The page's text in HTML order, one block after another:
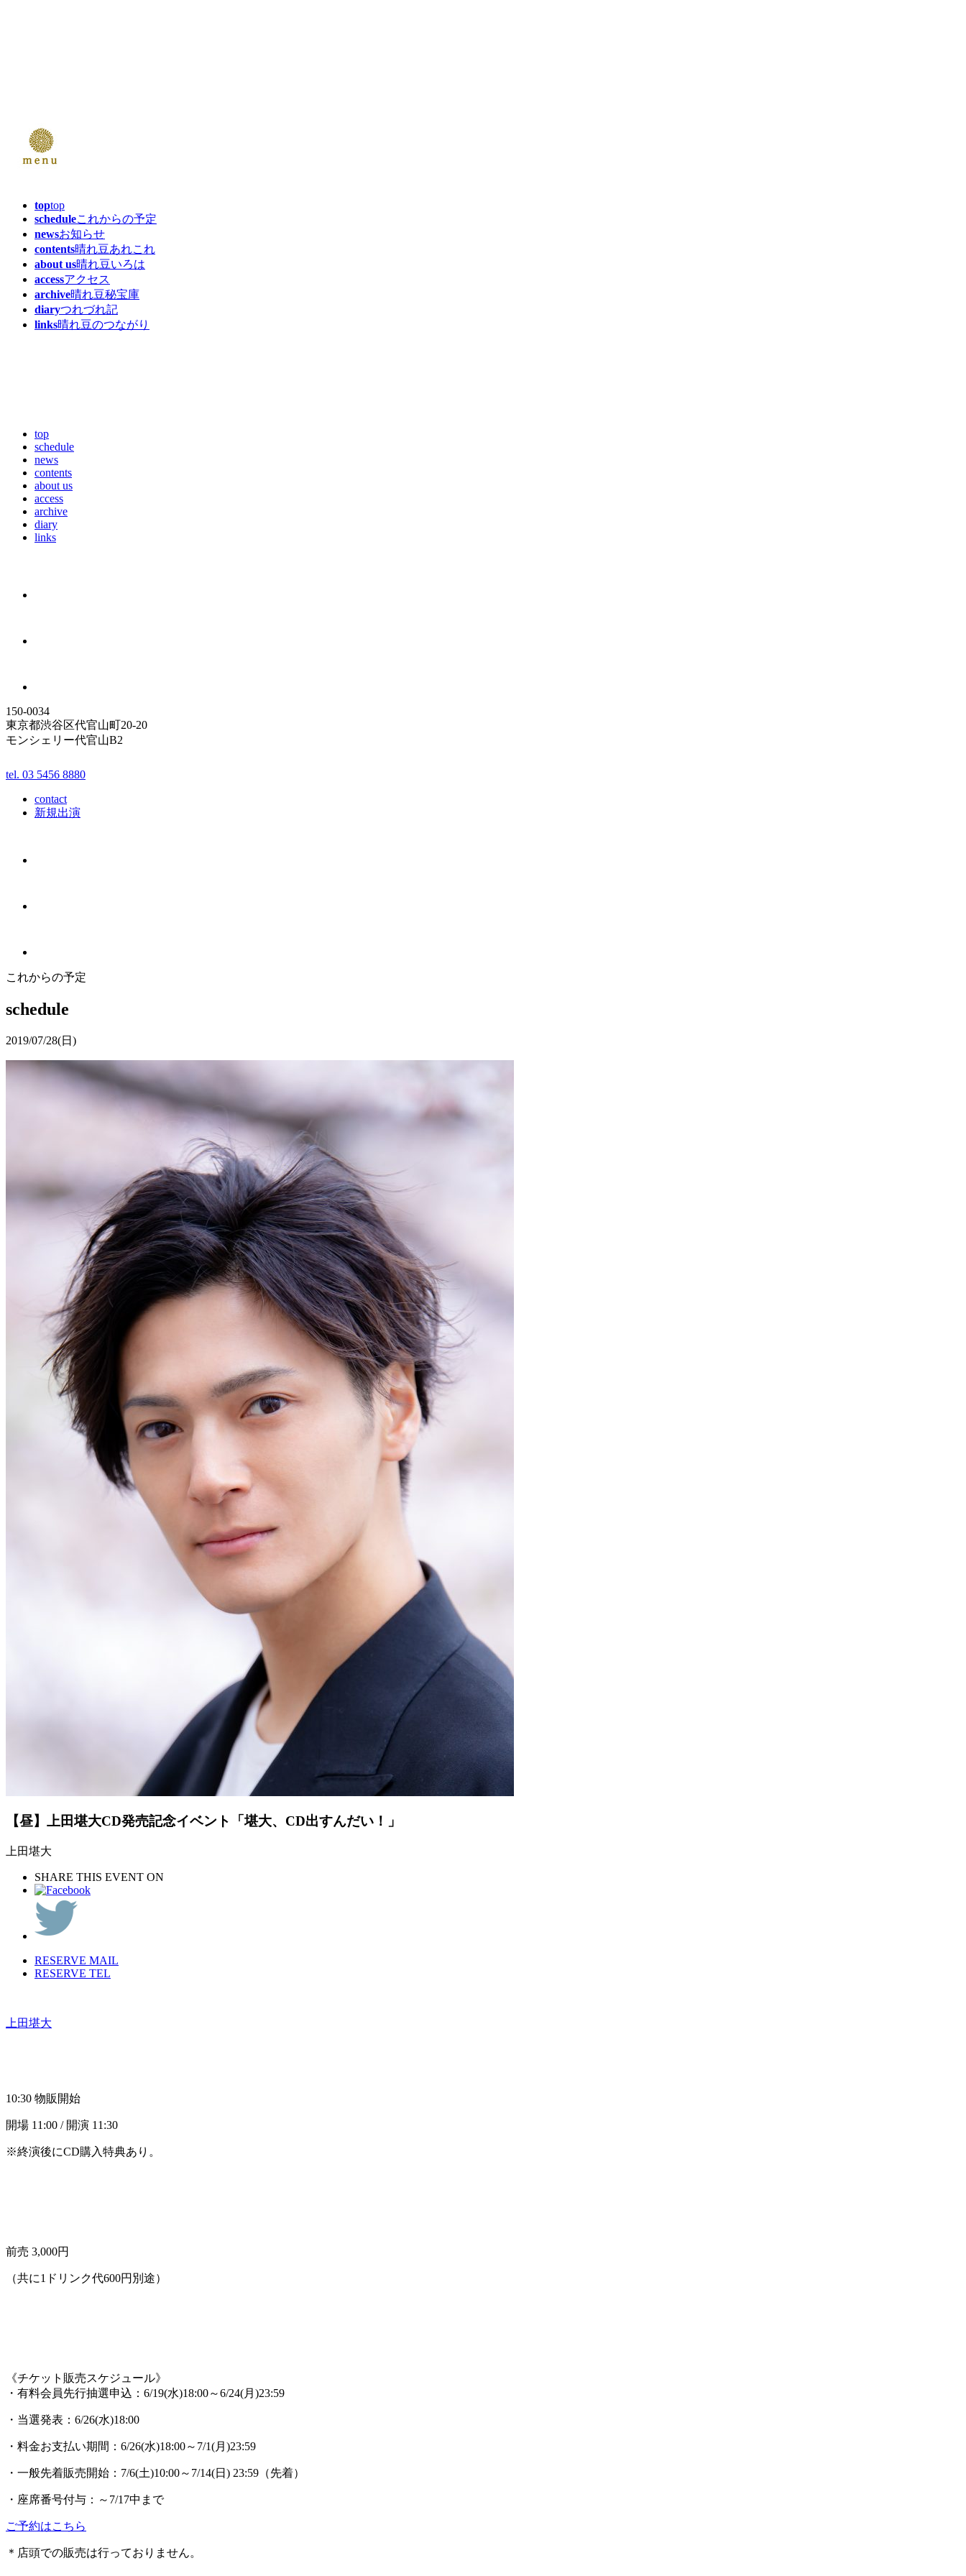
toptop
scheduleこれからの予定
newsお知らせ
contents晴れ豆あれこれ
about us晴れ豆いろは
accessアクセス
archive晴れ豆秘宝庫
diaryつれづれ記
links晴れ豆のつながり
top
schedule
news
contents
about us
access
archive
diary
links
150-0034
東京都渋谷区代官山町20-20
モンシェリー代官山B2
tel. 03 5456 8880
contact
新規出演
これからの予定
schedule
2019/07/28(日)
【昼】上田堪大CD発売記念イベント「堪大、CD出すんだい！」
上田堪大
SHARE THIS EVENT ON
RESERVE MAIL
RESERVE TEL
上田堪大
10:30 物販開始
開場 11:00 / 開演 11:30
※終演後にCD購入特典あり。
前売 3,000円
（共に1ドリンク代600円別途）
《チケット販売スケジュール》
・有料会員先行抽選申込：6/19(水)18:00～6/24(月)23:59
・当選発表：6/26(水)18:00
・料金お支払い期間：6/26(水)18:00～7/1(月)23:59
・一般先着販売開始：7/6(土)10:00～7/14(日) 23:59（先着）
・座席番号付与：～7/17中まで
ご予約はこちら
＊店頭での販売は行っておりません。